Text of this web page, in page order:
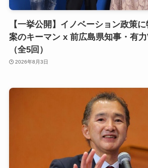
【一挙公開】イノベーション政策
案のキーマン x 前広島県知事・有
（全5回）
2026年8月3日